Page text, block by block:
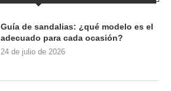
Guía de sandalias: ¿qué modelo es el
adecuado para cada ocasión?
24 de julio de 2026